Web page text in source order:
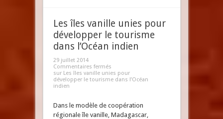
Les îles vanille unies pour
développer le tourisme
dans l’Océan indien
29 juillet 2014
Commentaires fermés
sur Les îles vanille unies pour
développer le tourisme dans l’Océan
indien
Dans le modèle de coopération
régionale île vanille, Madagascar,